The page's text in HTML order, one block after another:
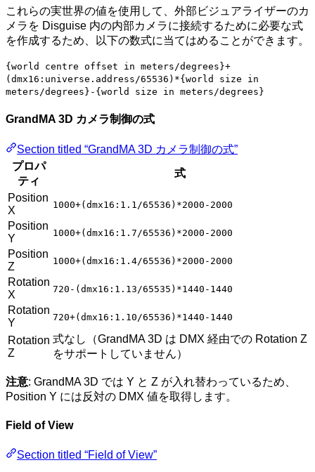
これらの実世界の値を使用して、外部ビジュアライザーのカ
メラを Disguise 内の内部カメラに接続するために必要な式
を作成するため、以下の数式に当てはめることができます。
{world centre offset in meters/degrees}+
(dmx16:universe.address/65536)*{world size in
meters/degrees}-{world size in meters/degrees}
GrandMA 3D カメラ制御の式
Section titled “GrandMA 3D カメラ制御の式”
プロパ
ティ
式
Position
X
1000+(dmx16:1.1/65536)*2000-2000
Position
Y
1000+(dmx16:1.7/65536)*2000-2000
Position
Z
1000+(dmx16:1.4/65536)*2000-2000
Rotation
X
720-(dmx16:1.13/65535)*1440-1440
Rotation
Y
720+(dmx16:1.10/65536)*1440-1440
Rotation
Z
式なし（GrandMA 3D は DMX 経由での Rotation Z
をサポートしていません）
注意: GrandMA 3D では Y と Z が入れ替わっているため、
Position Y には反対の DMX 値を取得します。
Field of View
Section titled “Field of View”